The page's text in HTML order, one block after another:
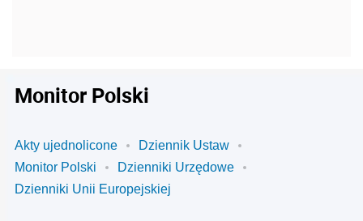
Monitor Polski
Akty ujednolicone
Dziennik Ustaw
Monitor Polski
Dzienniki Urzędowe
Dzienniki Unii Europejskiej